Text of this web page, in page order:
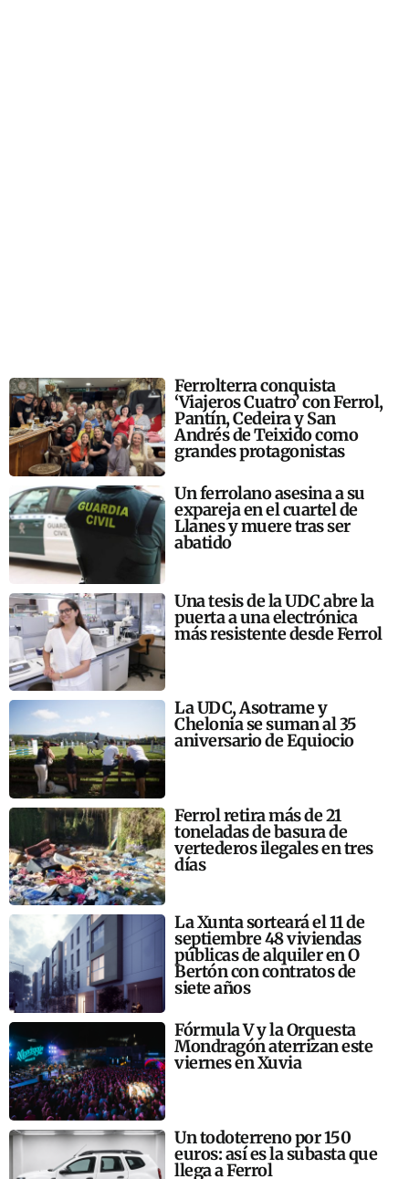
Ferrolterra conquista
‘Viajeros Cuatro’ con Ferrol,
Pantín, Cedeira y San
Andrés de Teixido como
grandes protagonistas
Un ferrolano asesina a su
expareja en el cuartel de
Llanes y muere tras ser
abatido
Una tesis de la UDC abre la
puerta a una electrónica
más resistente desde Ferrol
La UDC, Asotrame y
Chelonia se suman al 35
aniversario de Equiocio
Ferrol retira más de 21
toneladas de basura de
vertederos ilegales en tres
días
La Xunta sorteará el 11 de
septiembre 48 viviendas
públicas de alquiler en O
Bertón con contratos de
siete años
Fórmula V y la Orquesta
Mondragón aterrizan este
viernes en Xuvia
Un todoterreno por 150
euros: así es la subasta que
llega a Ferrol